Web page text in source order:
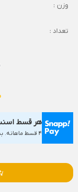
وزن :
تعداد :
هر قسط
۴ قسط ماهانه. بدون سود، چک و ضامن.